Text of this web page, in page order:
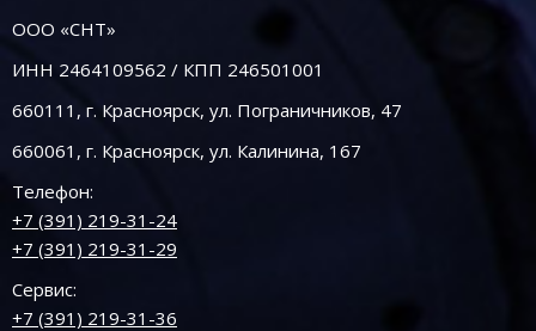
ООО «СНТ»
ИНН 2464109562 / КПП 246501001
660111, г. Красноярск, ул. Пограничников, 47
660061, г. Красноярск, ул. Калинина, 167
Телефон:
+7 (391) 219-31-24
+7 (391) 219-31-29
Сервис:
+7 (391) 219-31-36